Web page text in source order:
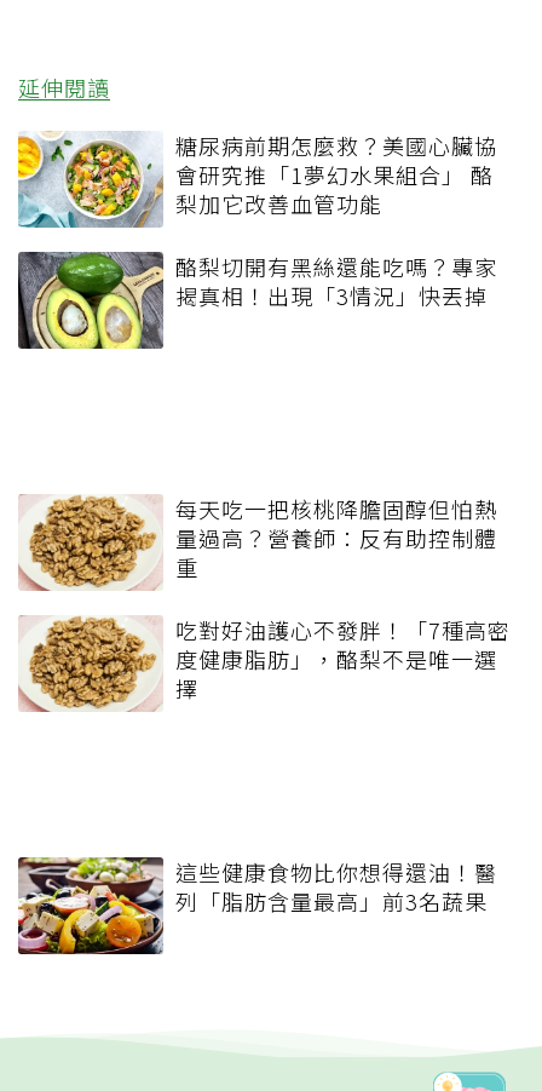
延伸閱讀
糖尿病前期怎麼救？美國心臟協
會研究推「1夢幻水果組合」 酪
梨加它改善血管功能
酪梨切開有黑絲還能吃嗎？專家
揭真相！出現「3情況」快丟掉
每天吃一把核桃降膽固醇但怕熱
量過高？營養師：反有助控制體
重
吃對好油護心不發胖！「7種高密
度健康脂肪」，酪梨不是唯一選
擇
這些健康食物比你想得還油！醫
列「脂肪含量最高」前3名蔬果